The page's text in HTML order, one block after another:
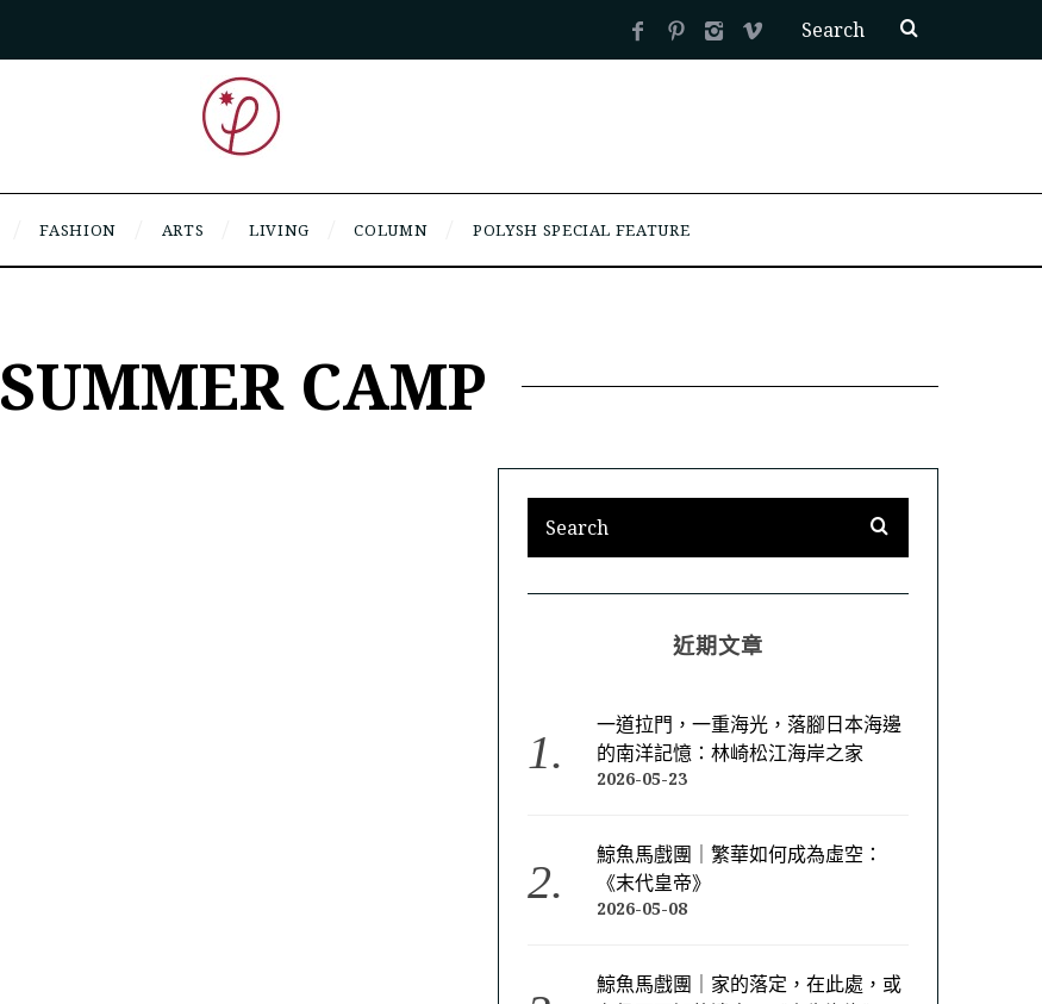
FASHION ARTS LIVING COLUMN POLYSH SPECIAL FEATURE
SUMMER CAMP
近期文章
一道拉門，一重海光，落腳日本海邊
的南洋記憶：林崎松江海岸之家
2026-05-23
鯨魚馬戲團｜繁華如何成為虛空：
《末代皇帝》
2026-05-08
鯨魚馬戲團｜家的落定，在此處，或